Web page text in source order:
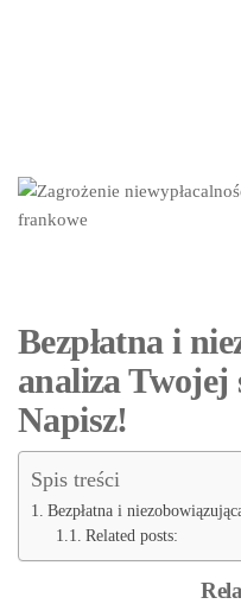
Bezpłatna i
analiza Twojej
Napisz!
Spis treści
Bezpłatna i
Related posts: